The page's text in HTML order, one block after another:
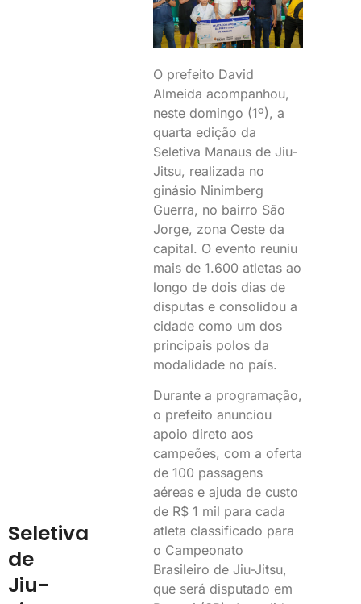
Seletiva
de
Jiu-
O prefeito David
Almeida acompanhou,
neste domingo (1º), a
quarta edição da
Seletiva Manaus de Jiu-
Jitsu, realizada no
ginásio Ninimberg
Guerra, no bairro São
Jorge, zona Oeste da
capital. O evento reuniu
mais de 1.600 atletas ao
longo de dois dias de
disputas e consolidou a
cidade como um dos
principais polos da
modalidade no país.
Durante a programação,
o prefeito anunciou
apoio direto aos
campeões, com a oferta
de 100 passagens
aéreas e ajuda de custo
de R$ 1 mil para cada
atleta classificado para
o Campeonato
Brasileiro de Jiu-Jitsu,
que será disputado em